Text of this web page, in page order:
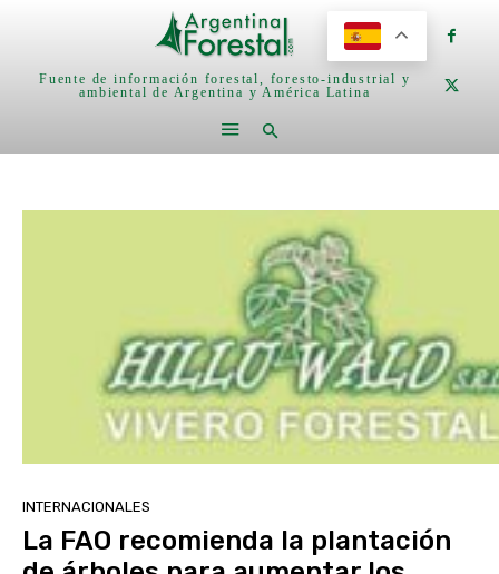
Fuente de información forestal, foresto-industrial y
ambiental de Argentina y América Latina
INTERNACIONALES
La FAO recomienda la plantación